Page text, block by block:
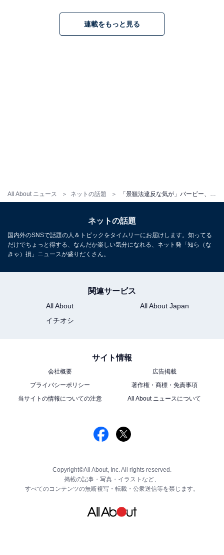
All About ニュース ネットの話題
連載をもっと見る
ネットの話題
国内外のSNSで話題の人＆トピックをタイムリーにお届けします。知ってる
だけでちょっと得する、なんだか楽しい気分になれる、ネット発「知ら（な
きゃ）損」ニュースが盛りだくさん。
関連サービス
All About
All About Japan
イチオシ
サイト情報
会社概要
広告掲載
プライバシーポリシー
著作権・商標・免責事項
当サイトの情報についての注意
All About ニュースについて
Copyright©All About, Inc. All rights reserved.
掲載の記事・写真・イラストなど、
すべてのコンテンツの無断複写・転載・公衆送信等を禁じます。